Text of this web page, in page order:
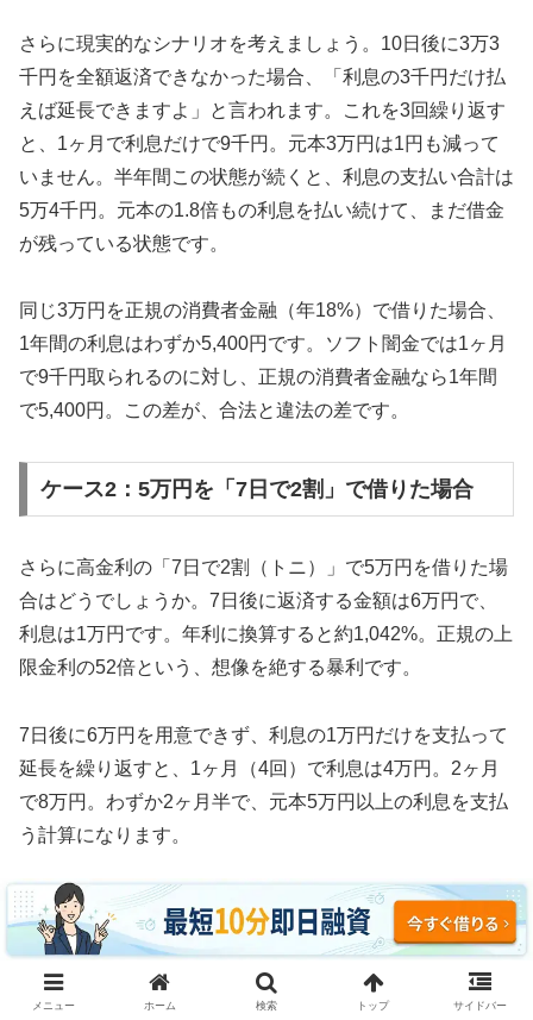
さらに現実的なシナリオを考えましょう。10日後に3万3
千円を全額返済できなかった場合、「利息の3千円だけ払
えば延長できますよ」と言われます。これを3回繰り返す
と、1ヶ月で利息だけで9千円。元本3万円は1円も減って
いません。半年間この状態が続くと、利息の支払い合計は
5万4千円。元本の1.8倍もの利息を払い続けて、まだ借金
が残っている状態です。
同じ3万円を正規の消費者金融（年18%）で借りた場合、
1年間の利息はわずか5,400円です。ソフト闇金では1ヶ月
で9千円取られるのに対し、正規の消費者金融なら1年間
で5,400円。この差が、合法と違法の差です。
ケース2：5万円を「7日で2割」で借りた場合
さらに高金利の「7日で2割（トニ）」で5万円を借りた場
合はどうでしょうか。7日後に返済する金額は6万円で、
利息は1万円です。年利に換算すると約1,042%。正規の上
限金利の52倍という、想像を絶する暴利です。
7日後に6万円を用意できず、利息の1万円だけを支払って
延長を繰り返すと、1ヶ月（4回）で利息は4万円。2ヶ月
で8万円。わずか2ヶ月半で、元本5万円以上の利息を支払
う計算になります。
3ヶ月続けた場合、利息の支払い総額は約12万円。元本5
万円の2.4倍の利息を取られ、それでも借金は減っていま
せん。これがソフト闇金の実態です。
メニュー ホーム 検索 トップ サイドバー